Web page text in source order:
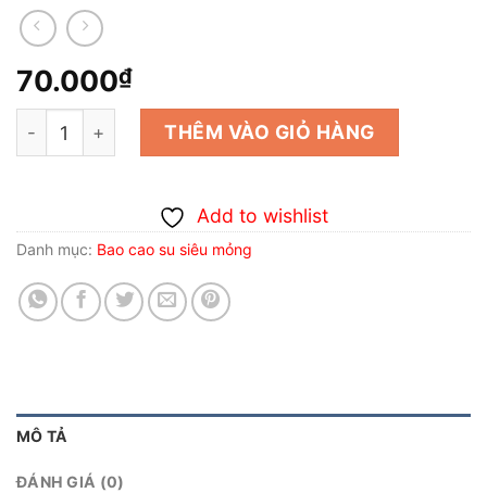
70.000₫
04ADC Bao cao su quan hệ bằng đường miệng số lượng
THÊM VÀO GIỎ HÀNG
Add to wishlist
Danh mục: Bao cao su siêu mỏng
MÔ TẢ
ĐÁNH GIÁ (0)